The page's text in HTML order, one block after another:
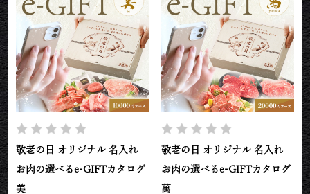
敬老の日 オリジナル 名入れ
お肉の選べるe-GIFTカタログ
美
敬老の日 オリジナル 名入れ
お肉の選べるe-GIFTカタログ
萬